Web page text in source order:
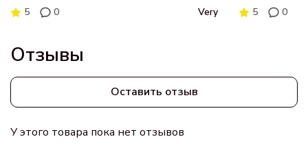
5
0 Very
5
0
Отзывы
Оставить отзыв
У этого товара пока нет отзывов